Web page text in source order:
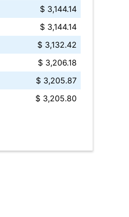
$ 3,144.14
$ 3,144.14
$ 3,132.42
$ 3,206.18
$ 3,205.87
$ 3,205.80